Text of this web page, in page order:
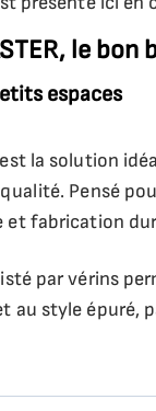
le
espaces
la solution
Pensé
et fabrication
par vérins
au style épuré,